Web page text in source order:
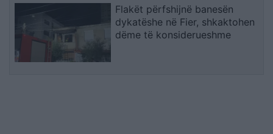
Flakët përfshijnë banesën
dykatëshe në Fier, shkaktohen
dëme të konsiderueshme